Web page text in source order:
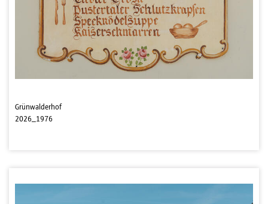
Grünwalderhof
2026_1976